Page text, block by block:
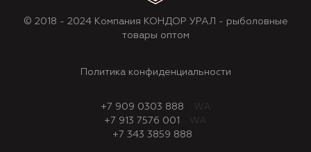
© 2018 - 2024 Компания КОНДОР УРАЛ - рыболовные
товары оптом
Политика конфиденциальности
+7 909 0303 888
WA
+7 913 7576 001
WA
+7 343 3859 888